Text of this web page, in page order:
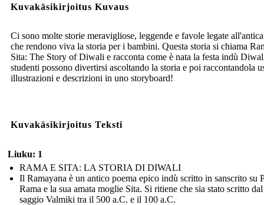
Kuvakäsikirjoitus Kuvaus
Ci sono molte storie meravigliose, leggende e favole legate
che rendono viva la storia per i bambini. Questa storia si chiama
Sita: The Story of Diwali e racconta come è nata la festa indù
studenti possono divertirsi ascoltando la storia e poi raccontandola
illustrazioni e descrizioni in uno storyboard!
Kuvakäsikirjoitus Teksti
Liuku: 1
RAMA E SITA: LA STORIA DI DIWALI
Il Ramayana è un antico poema epico indù scritto in sanscrito su
Rama e la sua amata moglie Sita. Si ritiene che sia stato scritto dal
saggio Valmiki tra il 500 a.C. e il 100 a.C.